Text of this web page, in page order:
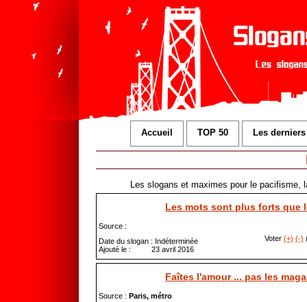
Accueil TOP 50 Les derniers
Les slogans et maximes pour le pacifisme,
Les mots sont plus forts que
Source :
Date du slogan : Indéterminée
Ajouté le : 23 avril 2016
Voter (+) (-)
Faîtes l'amour ... pas les
Source : Paris, métro